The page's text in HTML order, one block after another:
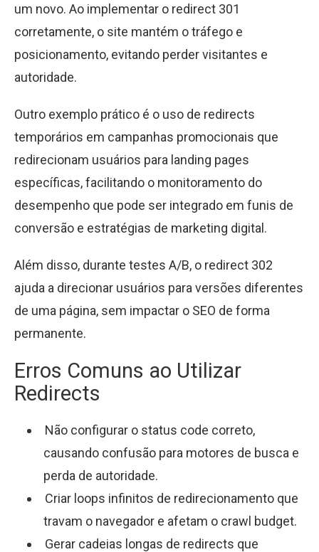
um novo. Ao implementar o redirect 301
corretamente, o site mantém o tráfego e
posicionamento, evitando perder visitantes e
autoridade.
Outro exemplo prático é o uso de redirects
temporários em campanhas promocionais que
redirecionam usuários para landing pages
específicas, facilitando o monitoramento do
desempenho que pode ser integrado em funis de
conversão e estratégias de marketing digital.
Além disso, durante testes A/B, o redirect 302
ajuda a direcionar usuários para versões diferentes
de uma página, sem impactar o SEO de forma
permanente.
Erros Comuns ao Utilizar
Redirects
Não configurar o status code correto,
causando confusão para motores de busca e
perda de autoridade.
Criar loops infinitos de redirecionamento que
travam o navegador e afetam o crawl budget.
Gerar cadeias longas de redirects que